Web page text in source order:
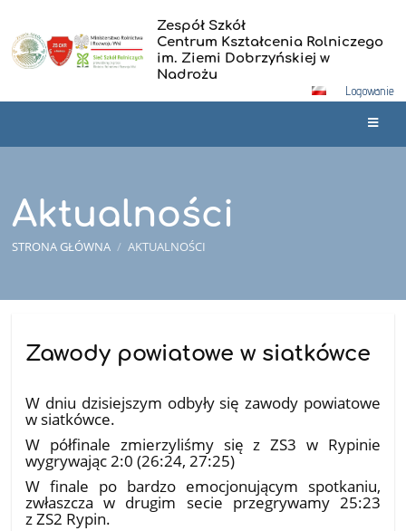
Zespół Szkół
Centrum Kształcenia Rolniczego
im. Ziemi Dobrzyńskiej w
Nadrożu
Logowanie
Aktualności
STRONA GŁÓWNA / AKTUALNOŚCI
Zawody powiatowe w siatkówce
W dniu dzisiejszym odbyły się zawody powiatowe
w siatkówce.
W półfinale zmierzyliśmy się z ZS3 w Rypinie
wygrywając 2:0 (26:24, 27:25)
W finale po bardzo emocjonującym spotkaniu,
zwłaszcza w drugim secie przegrywamy 25:23
z ZS2 Rypin.